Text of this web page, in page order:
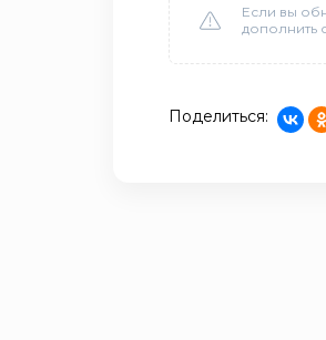
Если вы
дополнить
Поделиться: